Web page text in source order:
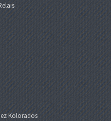
Kolorados